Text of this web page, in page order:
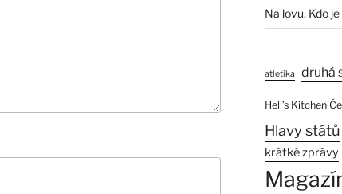
Na lovu. Kdo
atletika druhá
Hell’s Kitchen
Hlavy států
krátké zprávy